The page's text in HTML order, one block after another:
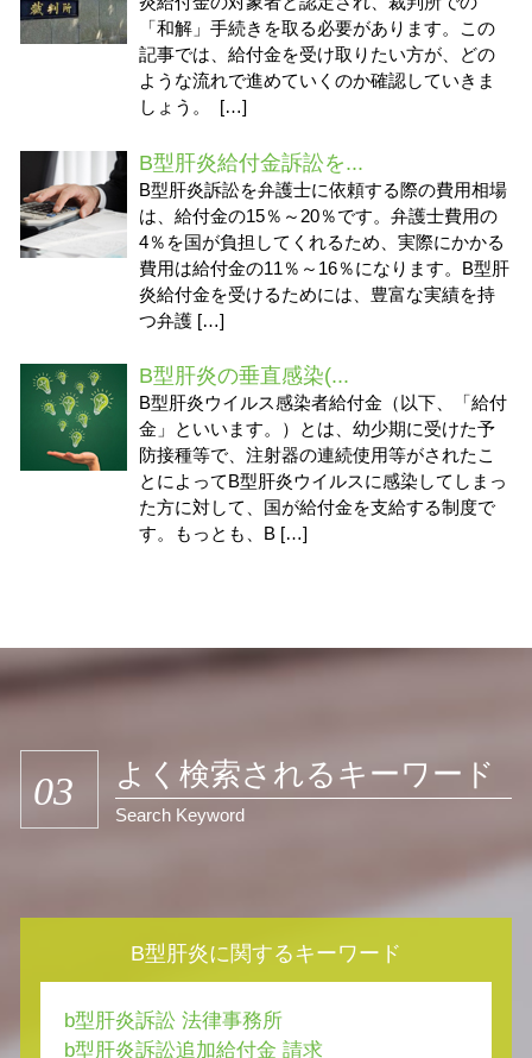
「和解」手続きを取る必要があります。この
記事では、給付金を受け取りたい方が、どの
ような流れで進めていくのか確認していきま
しょう。 […]
B型肝炎給付金訴訟を...
B型肝炎訴訟を弁護士に依頼する際の費用相場
は、給付金の15％～20％です。弁護士費用の
4％を国が負担してくれるため、実際にかかる
費用は給付金の11％～16％になります。B型肝
炎給付金を受けるためには、豊富な実績を持
つ弁護 […]
B型肝炎の垂直感染(...
B型肝炎ウイルス感染者給付金（以下、「給付
金」といいます。）とは、幼少期に受けた予
防接種等で、注射器の連続使用等がされたこ
とによってB型肝炎ウイルスに感染してしまっ
た方に対して、国が給付金を支給する制度で
す。もっとも、B […]
03 よく検索されるキーワード
Search Keyword
B型肝炎に関するキーワード
b型肝炎訴訟 法律事務所
b型肝炎訴訟追加給付金 請求